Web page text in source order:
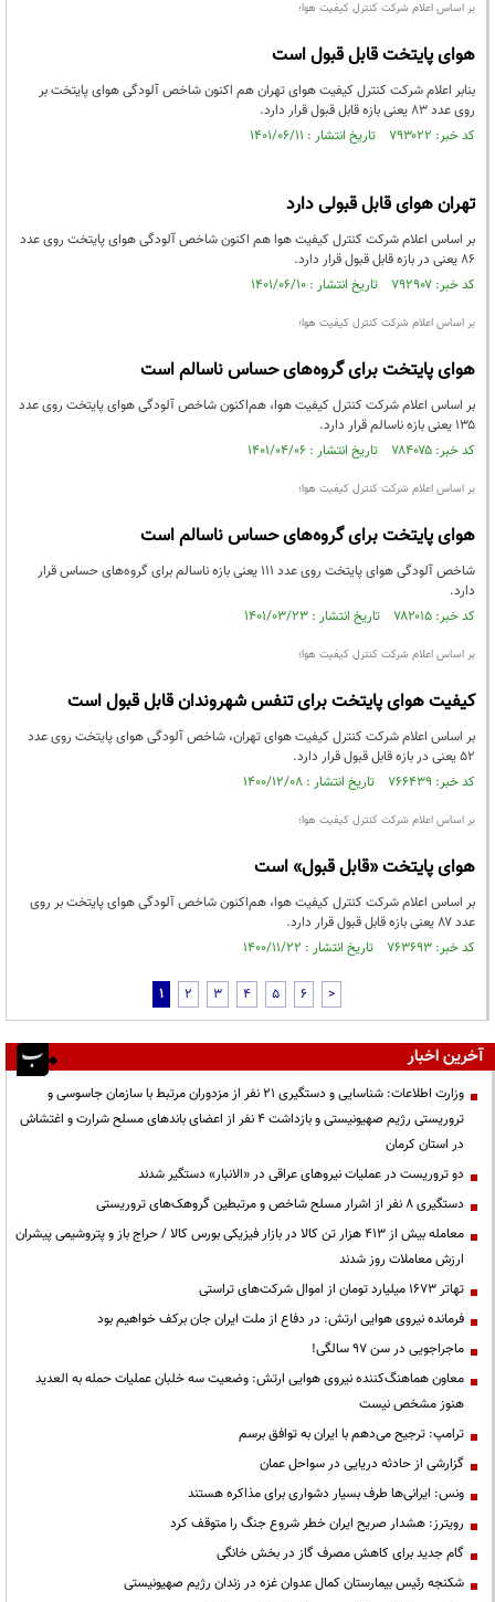
بر اساس اعلام شرکت کنترل کیفیت هوا؛
هوای پایتخت قابل قبول است
بنابر اعلام شرکت کنترل کیفیت هوای تهران هم اکنون شاخص آلودگی هوای پایتخت بر
روی عدد ۸۳ یعنی بازه قابل قبول قرار دارد.
کد خبر: ۷۹۳۰۲۲ تاریخ انتشار : ۱۴۰۱/۰۶/۱۱
تهران هوای قابل قبولی دارد
بر اساس اعلام شرکت کنترل کیفیت هوا هم اکنون شاخص آلودگی هوای پایتخت روی عدد
۸۶ یعنی در بازه قابل قبول قرار دارد.
کد خبر: ۷۹۲۹۰۷ تاریخ انتشار : ۱۴۰۱/۰۶/۱۰
بر اساس اعلام شرکت کنترل کیفیت هوا؛
هوای پایتخت برای گروه‌های حساس ناسالم است
بر اساس اعلام شرکت کنترل کیفیت هوا، هم‌اکنون شاخص آلودگی هوای پایتخت روی عدد
۱۳۵ یعنی بازه ناسالم قرار دارد.
کد خبر: ۷۸۴۰۷۵ تاریخ انتشار : ۱۴۰۱/۰۴/۰۶
بر اساس اعلام شرکت کنترل کیفیت هوا؛
هوای پایتخت برای گروه‌های حساس ناسالم است
شاخص آلودگی هوای پایتخت روی عدد ۱۱۱ یعنی بازه ناسالم برای گروه‌های حساس قرار
دارد.
کد خبر: ۷۸۲۰۱۵ تاریخ انتشار : ۱۴۰۱/۰۳/۲۳
بر اساس اعلام شرکت کنترل کیفیت هوا؛
کیفیت هوای پایتخت برای تنفس شهروندان قابل قبول است
بر اساس اعلام شرکت کنترل کیفیت هوای تهران، شاخص آلودگی هوای پایتخت روی عدد
۵۲ یعنی در بازه قابل قبول قرار دارد.
کد خبر: ۷۶۶۴۳۹ تاریخ انتشار : ۱۴۰۰/۱۲/۰۸
بر اساس اعلام شرکت کنترل کیفیت هوا؛
هوای پایتخت «قابل قبول» است
بر اساس اعلام شرکت کنترل کیفیت هوا، هم‌اکنون شاخص آلودگی هوای پایتخت بر روی
عدد ۸۷ یعنی بازه قابل قبول قرار دارد.
کد خبر: ۷۶۳۶۹۳ تاریخ انتشار : ۱۴۰۰/۱۱/۲۲
1 2 3 4 5 6 >
آخرین اخبار
وزارت اطلاعات: شناسایی و دستگیری ۲۱ نفر از مزدوران مرتبط با سازمان جاسوسی و
تروریستی رژیم صهیونیستی و بازداشت ۴ نفر از اعضای باندهای مسلح شرارت و اغتشاش
در استان کرمان
دو تروریست در عملیات نیروهای عراقی در «الانبار» دستگیر شدند
دستگیری ۸ نفر از اشرار مسلح شاخص و مرتبطین گروهک‌های تروریستی
معامله بیش از ۴۱۳ هزار تن کالا در بازار فیزیکی بورس کالا / حراج باز و پتروشیمی پیشران
ارزش معاملات روز شدند
تهاتر ۱۶۷۳ میلیارد تومان از اموال شرکت‌های تراستی
فرمانده نیروی هوایی ارتش: در دفاع از ملت ایران جان برکف خواهیم بود
ماجراجویی در سن ۹۷ سالگی!
معاون هماهنگ‌کننده نیروی هوایی ارتش: وضعیت سه خلبان عملیات حمله به العدید
هنوز مشخص نیست
ترامپ: ترجیح می‌دهم با ایران به توافق برسم
گزارشی از حادثه دریایی در سواحل عمان
ونس: ایرانی‌ها طرف بسیار دشواری برای مذاکره هستند
رویترز: هشدار صریح ایران خطر شروع جنگ را متوقف کرد
گام جدید برای کاهش مصرف گاز در بخش خانگی
شکنجه رئیس بیمارستان کمال عدوان غزه در زندان رژیم صهیونیستی